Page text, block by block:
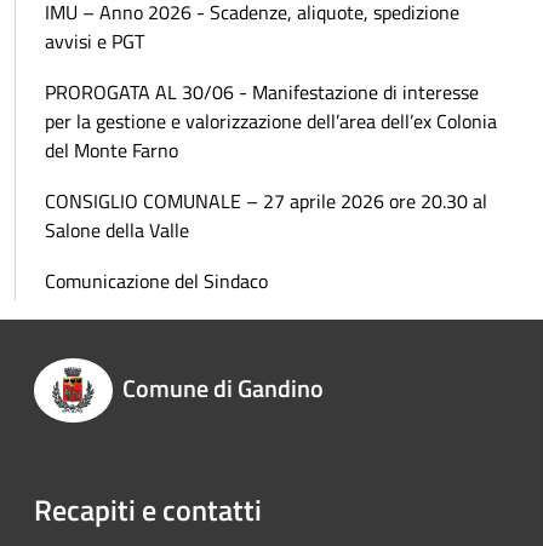
IMU – Anno 2026 - Scadenze, aliquote, spedizione
avvisi e PGT
PROROGATA AL 30/06 - Manifestazione di interesse
per la gestione e valorizzazione dell’area dell’ex Colonia
del Monte Farno
CONSIGLIO COMUNALE – 27 aprile 2026 ore 20.30 al
Salone della Valle
Comunicazione del Sindaco
Comune di Gandino
Recapiti e contatti